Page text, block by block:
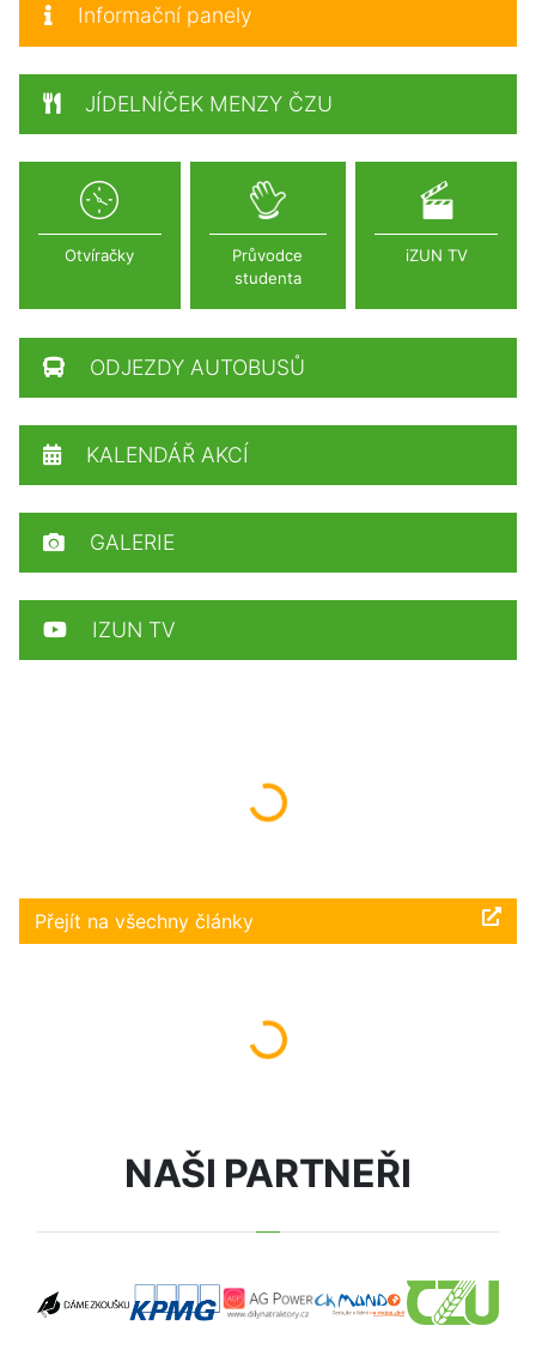
Načítám...
Přejít na všechny články
Načítám...
Informační panely
JÍDELNÍČEK MENZY ČZU
Otvíračky
Průvodce
studenta
iZUN TV
ODJEZDY AUTOBUSŮ
KALENDÁŘ AKCÍ
GALERIE
IZUN TV
NAŠI PARTNEŘI